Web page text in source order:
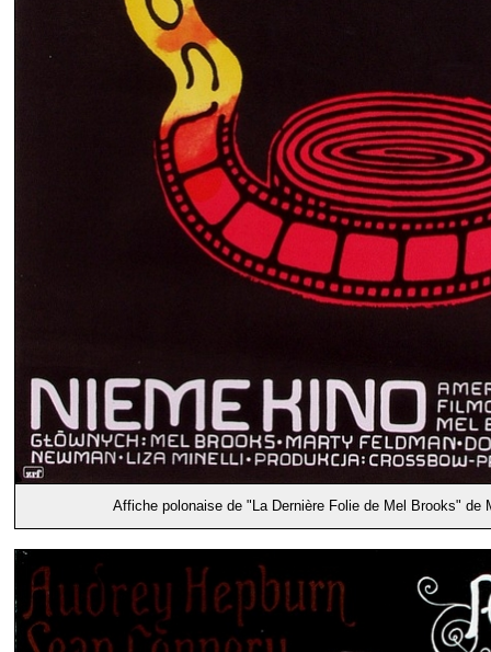
Affiche polonaise de "La Dernière Folie de Mel Brooks" de